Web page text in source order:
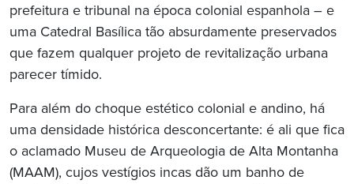
prefeitura e tribunal na época colonial espanhola – e
uma Catedral Basílica tão absurdamente preservados
que fazem qualquer projeto de revitalização urbana
parecer tímido.
Para além do choque estético colonial e andino, há
uma densidade histórica desconcertante: é ali que fica
o aclamado Museu de Arqueologia de Alta Montanha
(MAAM), cujos vestígios incas dão um banho de